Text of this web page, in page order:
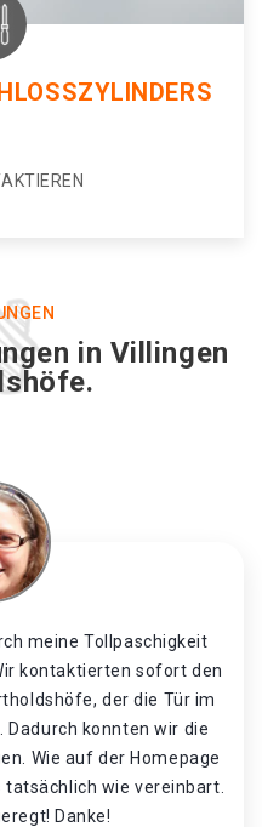
in Villingen
meine Tollpaschigkeit
kontaktierten sofort den
der die Tür im
konnten wir die
Wie auf der Homepage
wie vereinbart.
Danke!